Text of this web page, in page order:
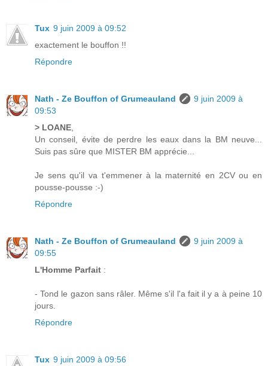
Tux 9 juin 2009 à 09:52
exactement le bouffon !!
Répondre
Nath - Ze Bouffon of Grumeauland
9 juin 2009 à
09:53
> LOANE,
Un conseil, évite de perdre les eaux dans la BM neuve...
Suis pas sûre que MISTER BM apprécie...
Je sens qu'il va t'emmener à la maternité en 2CV ou en
pousse-pousse :-)
Répondre
Nath - Ze Bouffon of Grumeauland
9 juin 2009 à
09:55
L'Homme Parfait :
- Tond le gazon sans râler. Même s'il l'a fait il y a à peine 10
jours.
Répondre
Tux 9 juin 2009 à 09:56